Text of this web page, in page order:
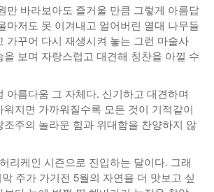
만 바라보아도 즐거울 만큼 그렇게 아름답
마저도 못 이겨내고 얼어버린 열대 나무들
가꾸어 다시 재생시켜 놓는 그런 마술사
보며 자랑스럽고 대견해 칭찬을 아낄 수
아름다움 그 자체다. 신기하고 대견하며
지면 가까워질수록 모든 것이 기적같이
조주의 놀라운 힘과 위대함을 찬양하지 않
리케인 시즌으로 진입하는 달이다. 그래
주가 가기전 5월의 자연을 더 맛보고 싶